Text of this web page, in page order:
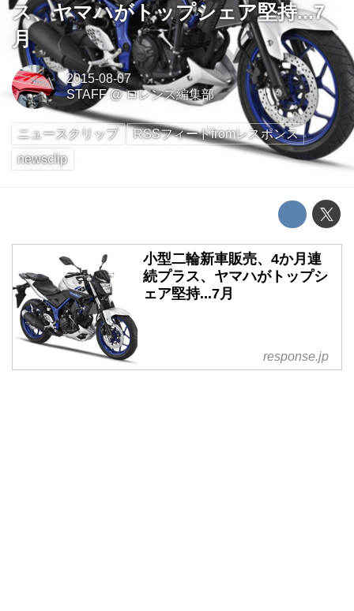
ス、ヤマハがトップシェア堅持...7
月
2015-08-07
STAFF@ロレンス編集部
ニュースクリップ
RSSフィードfromレスポンス
newsclip
小型二輪新車販売、4か月連
続プラス、ヤマハがトップシ
ェア堅持...7月
response.jp